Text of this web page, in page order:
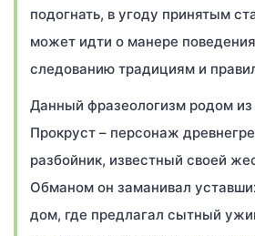
подогнать, в угоду принятым
может идти о манере
следованию традициям и
Данный фразеологизм родом
Прокруст – персонаж
разбойник, известный своей
Обманом он заманивал
дом, где предлагал сытный